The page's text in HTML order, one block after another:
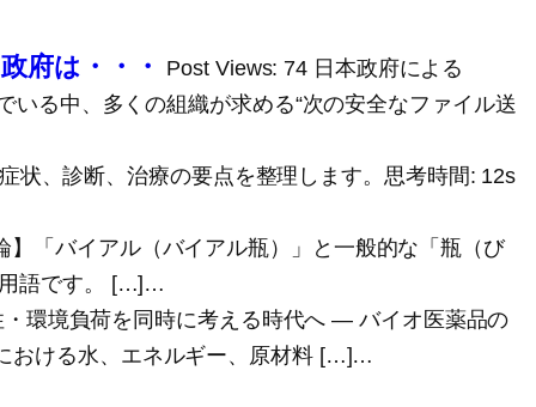
府は・・・
Post Views: 74 日本政府による
る中、多くの組織が求める“次の安全なファイル送
状、診断、治療の要点を整理します。思考時間: 12s
】「バイアル（バイアル瓶）」と一般的な「瓶（び
用語です。 […]…
環境負荷を同時に考える時代へ ― バイオ医薬品の
おける水、エネルギー、原材料 […]…